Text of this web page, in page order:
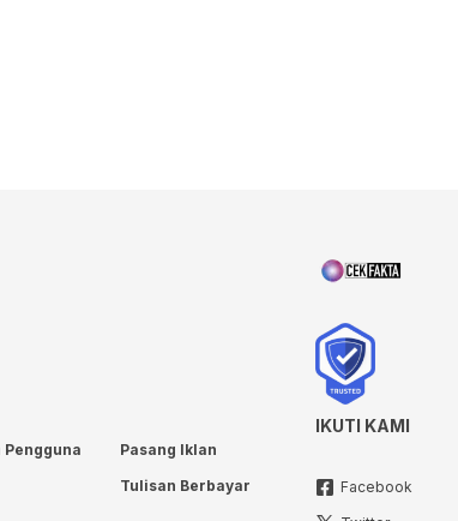
Pengguna
Pasang Iklan
Tulisan Berbayar
IKUTI KAMI
Facebook